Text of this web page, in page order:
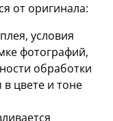
от оригинала:
условия
фотографий,
обработки
цвете и тоне